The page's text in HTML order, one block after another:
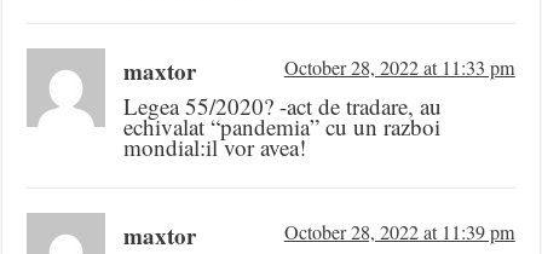
maxtor October 28, 2022 at 11:33 pm
Legea 55/2020? -act de tradare, au
echivalat “pandemia” cu un razboi
mondial:il vor avea!
maxtor October 28, 2022 at 11:39 pm